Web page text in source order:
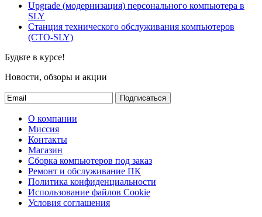
Upgrade (модернизация) персонального компьютера в
SLY
Станция технического обслуживания компьютеров
(СТО-SLY)
Будьте в курсе!
Новости, обзоры и акции
Подписаться
О компании
Миссия
Контакты
Магазин
Сборка компьютеров под заказ
Ремонт и обслуживание ПК
Политика конфиденциальности
Использование файлов Cookie
Условия соглашения